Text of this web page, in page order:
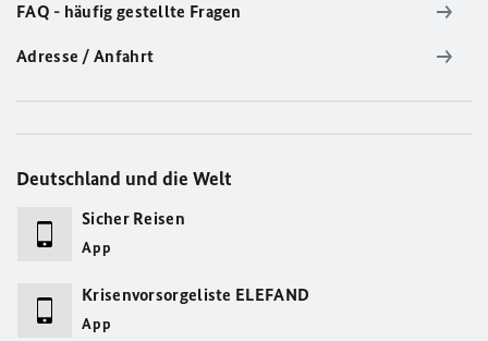
FAQ - häufig gestellte Fragen
Adresse / Anfahrt
Deutschland und die Welt
Sicher Reisen
App
Krisenvorsorgeliste ELEFAND
App